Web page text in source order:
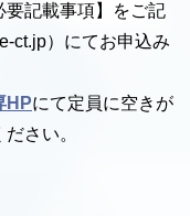
要記載事項】をご記
ct.jp）にてお申込み
HPにて定員に空きが
さい。